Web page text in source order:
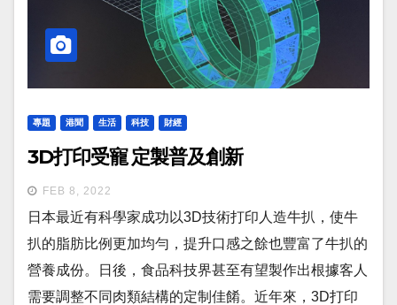
專題 港聞 生活 科技 財經
3D打印受寵 定製普及創新
FEB 8, 2022
日本最近有科學家成功以3D技術打印人造牛扒，使牛
扒的脂肪比例更加均勻，提升口感之餘也豐富了牛扒的
營養成份。日後，食品科技界甚至有望製作出根據客人
需要調整不同肉類結構的定制佳餚。近年來，3D打印